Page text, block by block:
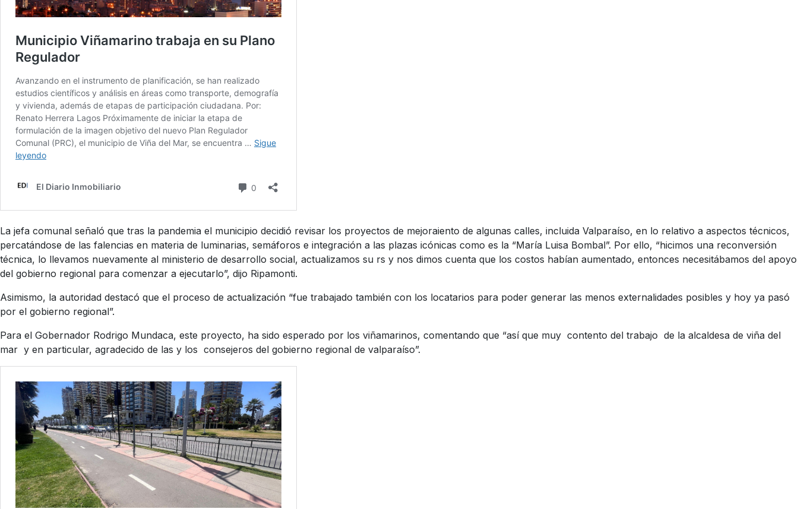
La jefa comunal señaló que tras la pandemia el municipio decidió revisar los proyectos de mejoraiento de algunas calles, incluida Valparaíso, en lo relativo a aspectos técnicos,
percatándose de las falencias en materia de luminarias, semáforos e integración a las plazas icónicas como es la “María Luisa Bombal”. Por ello, “hicimos una reconversión
técnica, lo llevamos nuevamente al ministerio de desarrollo social, actualizamos su rs y nos dimos cuenta que los costos habían aumentado, entonces necesitábamos del apoyo
del gobierno regional para comenzar a ejecutarlo”, dijo Ripamonti.
Asimismo, la autoridad destacó que el proceso de actualización “fue trabajado también con los locatarios para poder generar las menos externalidades posibles y hoy ya pasó
por el gobierno regional”.
Para el Gobernador Rodrigo Mundaca, este proyecto, ha sido esperado por los viñamarinos, comentando que “así que muy contento del trabajo de la alcaldesa de viña del
mar y en particular, agradecido de las y los consejeros del gobierno regional de valparaíso”.